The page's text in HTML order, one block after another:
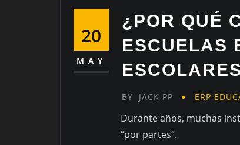
20
MAY
¿POR QUÉ
ESCUELAS
BY JACK PP ERP
Durante años, muchas
“por partes”.